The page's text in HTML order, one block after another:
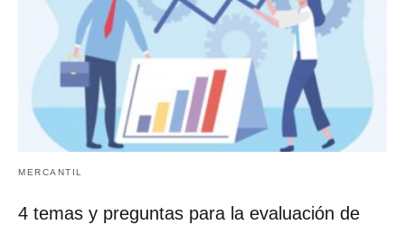
MERCANTIL
4 temas y preguntas para la evaluación de